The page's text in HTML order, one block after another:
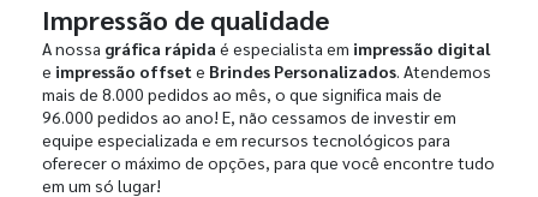
Impressão de qualidade
A nossa gráfica rápida é especialista em impressão digital
e impressão offset e Brindes Personalizados. Atendemos
mais de 8.000 pedidos ao mês, o que significa mais de
96.000 pedidos ao ano! E, não cessamos de investir em
equipe especializada e em recursos tecnológicos para
oferecer o máximo de opções, para que você encontre tudo
em um só lugar!